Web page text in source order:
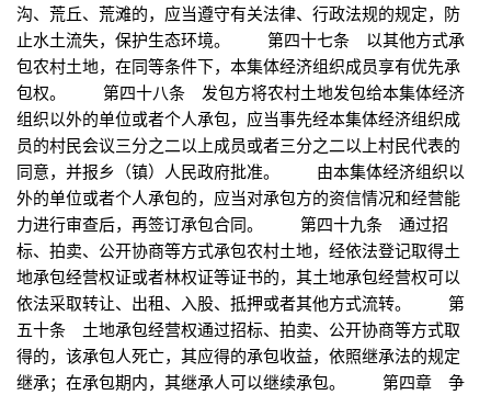
沟、荒丘、荒滩的，应当遵守有关法律、行政法规的规定，防
止水土流失，保护生态环境。 第四十七条 以其他方式承
包农村土地，在同等条件下，本集体经济组织成员享有优先承
包权。 第四十八条 发包方将农村土地发包给本集体经济
组织以外的单位或者个人承包，应当事先经本集体经济组织成
员的村民会议三分之二以上成员或者三分之二以上村民代表的
同意，并报乡（镇）人民政府批准。 由本集体经济组织以
外的单位或者个人承包的，应当对承包方的资信情况和经营能
力进行审查后，再签订承包合同。 第四十九条 通过招
标、拍卖、公开协商等方式承包农村土地，经依法登记取得土
地承包经营权证或者林权证等证书的，其土地承包经营权可以
依法采取转让、出租、入股、抵押或者其他方式流转。 第
五十条 土地承包经营权通过招标、拍卖、公开协商等方式取
得的，该承包人死亡，其应得的承包收益，依照继承法的规定
继承；在承包期内，其继承人可以继续承包。 第四章 争